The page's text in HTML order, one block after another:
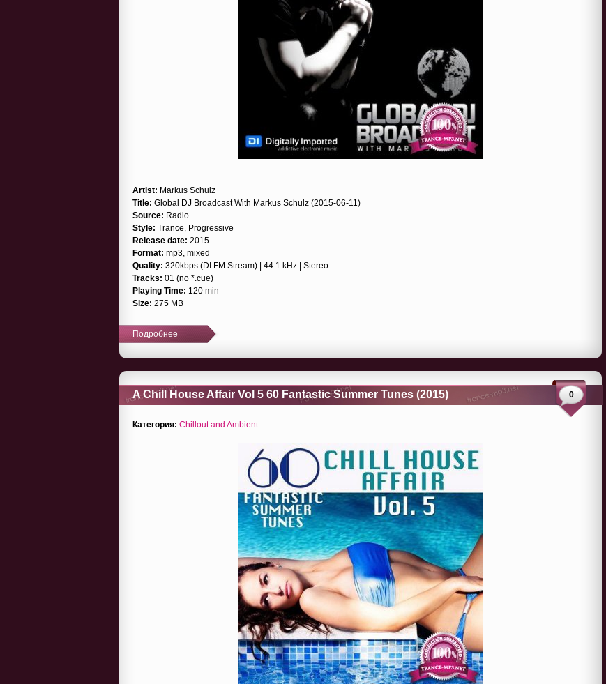
Artist: Markus Schulz
Title: Global DJ Broadcast With Markus Schulz (2015-06-11)
Source: Radio
Style: Trance, Progressive
Release date: 2015
Format: mp3, mixed
Quality: 320kbps (DI.FM Stream) | 44.1 kHz | Stereo
Tracks: 01 (no *.cue)
Playing Time: 120 min
Size: 275 MB
Подробнее
A Chill House Affair Vol 5 60 Fantastic Summer Tunes (2015) 0
Категория: Chillout and Ambient